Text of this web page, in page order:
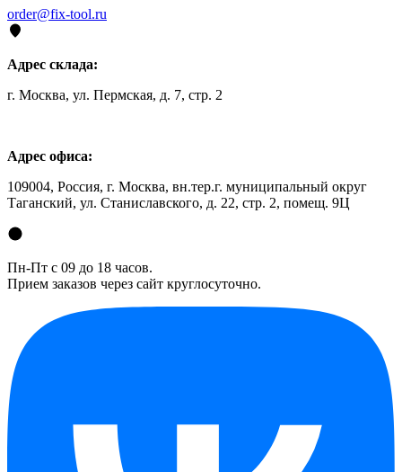
order@fix-tool.ru
Адрес склада:
г. Москва, ул. Пермская, д. 7, стр. 2
Адрес офиса:
109004, Россия, г. Москва, вн.тер.г. муниципальный округ
Таганский, ул. Станиславского, д. 22, стр. 2, помещ. 9Ц
Пн-Пт с 09 до 18 часов.
Прием заказов через сайт круглосуточно.